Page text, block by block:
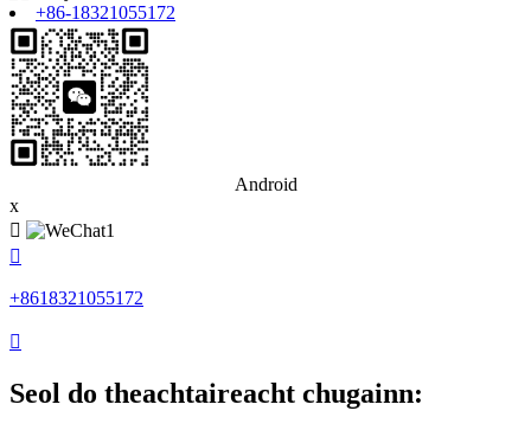
+86-18321055172
Android
x


+8618321055172

Seol do theachtaireacht chugainn: